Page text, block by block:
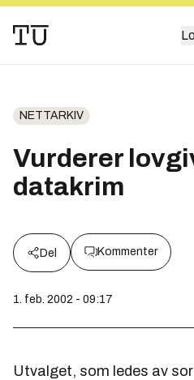
NETTARKIV
Vurderer
datakrim
Del Kommenter
1. feb. 2002 - 09:17
Utvalget, som ledes av